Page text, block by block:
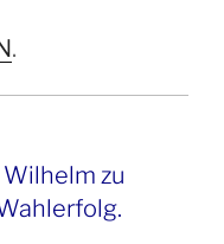
.
zu